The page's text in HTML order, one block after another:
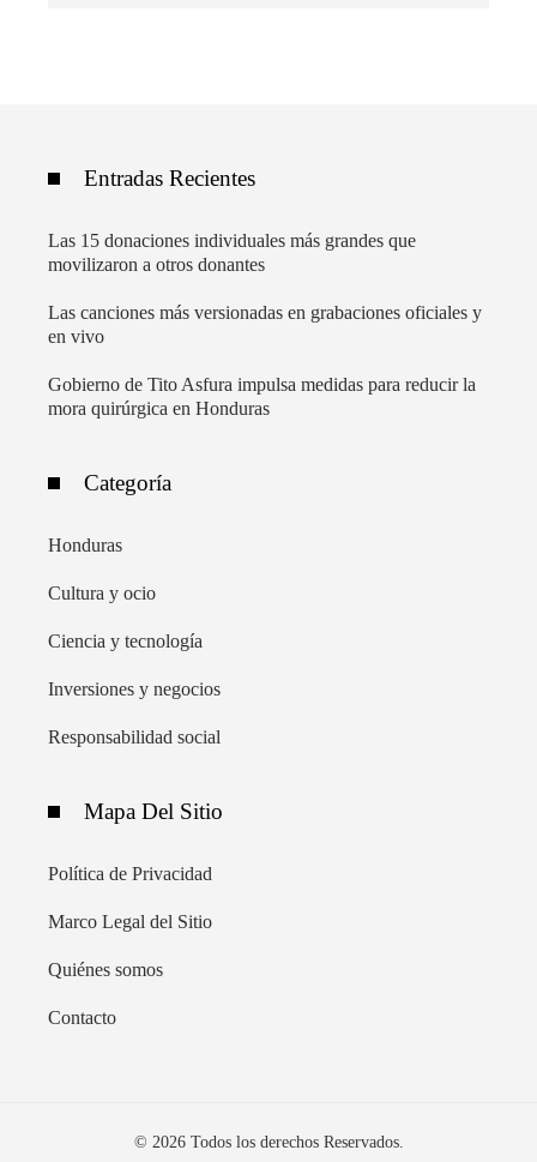
Entradas Recientes
Las 15 donaciones individuales más grandes que
movilizaron a otros donantes
Las canciones más versionadas en grabaciones oficiales y
en vivo
Gobierno de Tito Asfura impulsa medidas para reducir la
mora quirúrgica en Honduras
Categoría
Honduras
Cultura y ocio
Ciencia y tecnología
Inversiones y negocios
Responsabilidad social
Mapa Del Sitio
Política de Privacidad
Marco Legal del Sitio
Quiénes somos
Contacto
© 2026 Todos los derechos Reservados.